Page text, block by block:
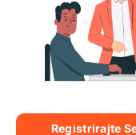
Registrirajte